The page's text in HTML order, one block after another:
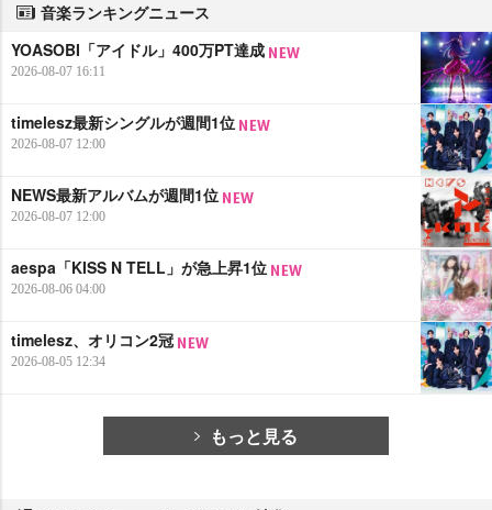
音楽ランキングニュース
YOASOBI「アイドル」400万PT達成
2026-08-07 16:11
timelesz最新シングルが週間1位
2026-08-07 12:00
NEWS最新アルバムが週間1位
2026-08-07 12:00
aespa「KISS N TELL」が急上昇1位
2026-08-06 04:00
timelesz、オリコン2冠
2026-08-05 12:34
もっと見る